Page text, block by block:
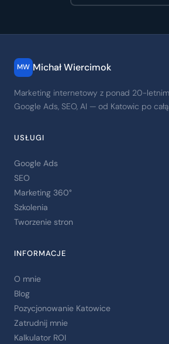
MW Michał Wiercimok
Marketing internetowy z ponad 20-
Google Ads, SEO, AI — od Katowic po
USŁUGI
Google Ads
SEO
Marketing 360°
Szkolenia
Tworzenie stron
INFORMACJE
O mnie
Blog
Pozycjonowanie Katowice
Zatrudnij mnie
Kalkulator ROI